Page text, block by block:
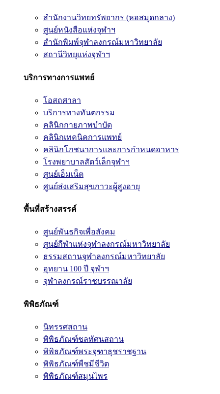
สำนักงานวิทยทรัพยากร (หอสมุดกลาง)
ศูนย์หนังสือแห่งจุฬาฯ
สำนักพิมพ์จุฬาลงกรณ์มหาวิทยาลัย
สถานีวิทยุแห่งจุฬาฯ
บริการทางการแพทย์
โอสถศาลา
บริการทางทันตกรรม
คลินิกกายภาพบำบัด
คลินิกเทคนิคการแพทย์
คลินิกโภชนาการและการกำหนดอาหาร
โรงพยาบาลสัตว์เล็กจุฬาฯ
ศูนย์เอ็มเน็ต
ศูนย์ส่งเสริมสุขภาวะผู้สูงอายุ
พื้นที่สร้างสรรค์
ศูนย์พันธกิจเพื่อสังคม
ศูนย์กีฬาแห่งจุฬาลงกรณ์มหาวิทยาลัย
ธรรมสถานจุฬาลงกรณ์มหาวิทยาลัย
อุทยาน 100 ปี จุฬาฯ
จุฬาลงกรณ์ราชบรรณาลัย
พิพิธภัณฑ์
นิทรรศสถาน
พิพิธภัณฑ์ชลทัศนสถาน
พิพิธภัณฑ์พระจุฑาธุชราชฐาน
พิพิธภัณฑ์พืชมีชีวิต
พิพิธภัณฑ์สมุนไพร